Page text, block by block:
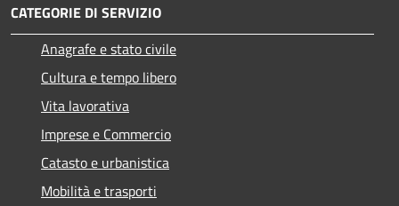
CATEGORIE DI SERVIZIO
Anagrafe e stato civile
Cultura e tempo libero
Vita lavorativa
Imprese e Commercio
Catasto e urbanistica
Mobilità e trasporti